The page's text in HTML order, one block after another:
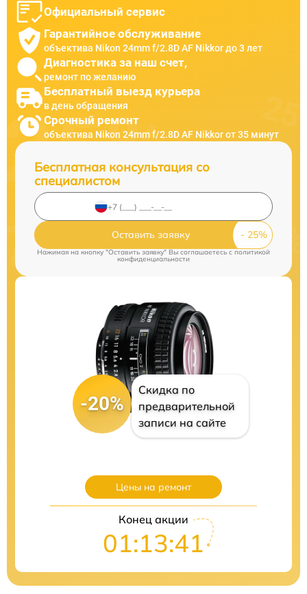
Официальный сервис
Гарантийное обслуживание
объектива Nikon 24mm f/2.8D AF Nikkor до 3 лет
Диагностика за наш счет,
ремонт по желанию
Бесплатный выезд курьера
в день обращения
Срочный ремонт
объектива Nikon 24mm f/2.8D AF Nikkor от 35 минут
Бесплатная консультация со
специалистом
Оставить заявку
Нажимая на кнопку "Оставить заявку" Вы соглашаетесь cполитикой
конфиденциальности
-20%
Скидка по
предварительной
записи на сайте
Цены на ремонт
Конец акции
01:13:40